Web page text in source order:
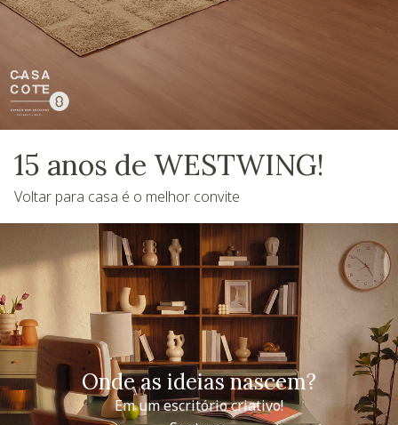
15 anos de WESTWING!
Voltar para casa é o melhor convite
Onde as ideias nascem?
Em um escritório criativo!